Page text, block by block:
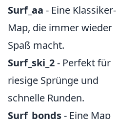
Surf_aa - Eine Klassiker-
Map, die immer wieder
Spaß macht.
Surf_ski_2- Perfekt für
riesige Sprünge und
schnelle Runden.
Surf_bonds- Eine Map